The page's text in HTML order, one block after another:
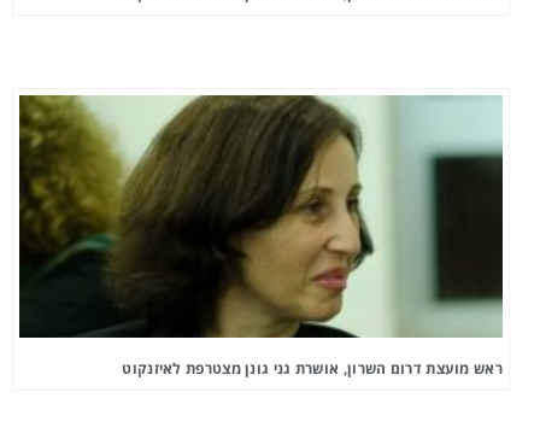
ראש מועצת דרום השרון, אושרת גני גונן מצטרפת לאיזנקוט